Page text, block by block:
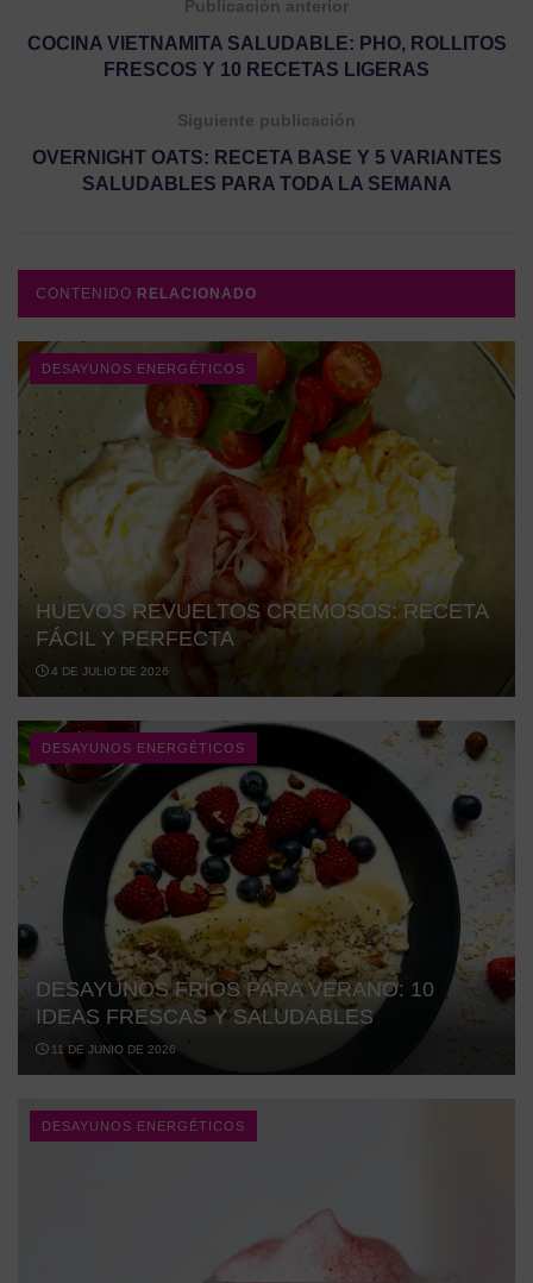
Publicación anterior
COCINA VIETNAMITA SALUDABLE: PHO, ROLLITOS
FRESCOS Y 10 RECETAS LIGERAS
Siguiente publicación
OVERNIGHT OATS: RECETA BASE Y 5 VARIANTES
SALUDABLES PARA TODA LA SEMANA
CONTENIDO RELACIONADO
DESAYUNOS ENERGÉTICOS
HUEVOS REVUELTOS CREMOSOS: RECETA
FÁCIL Y PERFECTA
4 DE JULIO DE 2026
DESAYUNOS ENERGÉTICOS
DESAYUNOS FRÍOS PARA VERANO: 10
IDEAS FRESCAS Y SALUDABLES
11 DE JUNIO DE 2026
DESAYUNOS ENERGÉTICOS